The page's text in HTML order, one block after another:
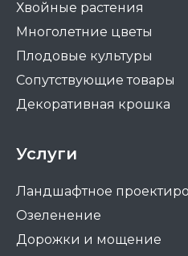
Хвойные растения
Многолетние цветы
Плодовые культуры
Сопутствующие товары
Декоративная крошка
Услуги
Ландшафтное
Озеленение
Дорожки и мощение